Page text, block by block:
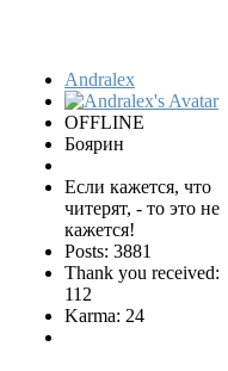
Andralex
OFFLINE
Боярин
Если кажется, что
читерят, - то это не
кажется!
Posts: 3881
Thank you received:
112
Karma: 24